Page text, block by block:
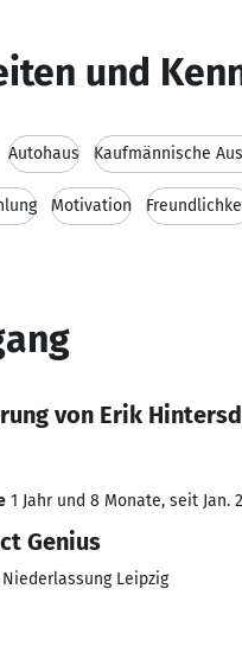
und
Autohaus Kaufmännische
Motivation
von Erik
1 Jahr und 8 Monate, seit Jan.
Genius
Niederlassung Leipzig